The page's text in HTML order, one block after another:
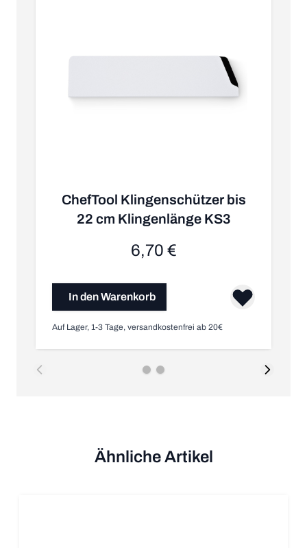
ChefTool Klingenschützer bis
22 cm Klingenlänge KS3
6,70 €
In den Warenkorb
Auf Lager, 1-3 Tage, versandkostenfrei ab 20€
Ähnliche Artikel